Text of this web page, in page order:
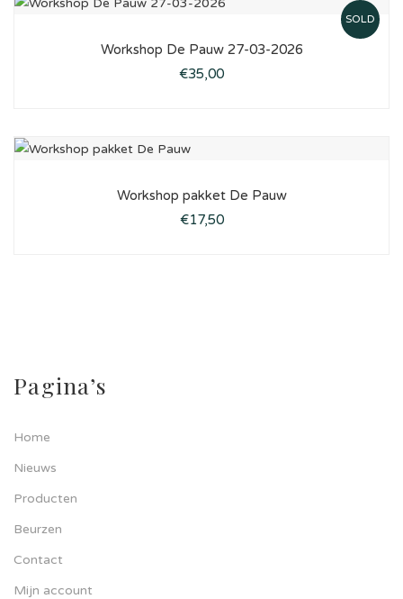
SOLD
Workshop De Pauw 27-03-2026
€35,00
Workshop pakket De Pauw
€17,50
Pagina’s
Home
Nieuws
Producten
Beurzen
Contact
Mijn account